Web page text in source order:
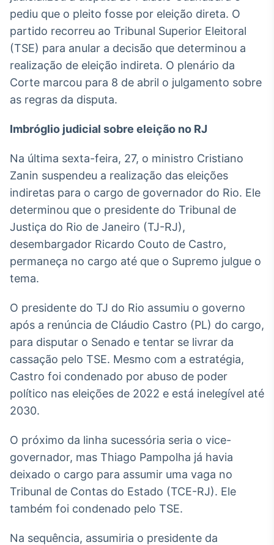
IA
Em breve
Em breve
Gestão de
Investimentos
Em breve
de ativos
Em breve
Crédito
Em breve
pediu que o pleito fosse por eleição direta. O
partido recorreu ao Tribunal Superior Eleitoral
(TSE) para anular a decisão que determinou a
realização de eleição indireta. O plenário da
Corte marcou para 8 de abril o julgamento sobre
as regras da disputa.
Imbróglio judicial sobre eleição no RJ
Na última sexta-feira, 27, o ministro Cristiano
Zanin suspendeu a realização das eleições
indiretas para o cargo de governador do Rio. Ele
determinou que o presidente do Tribunal de
Justiça do Rio de Janeiro (TJ-RJ),
desembargador Ricardo Couto de Castro,
permaneça no cargo até que o Supremo julgue o
tema.
O presidente do TJ do Rio assumiu o governo
após a renúncia de Cláudio Castro (PL) do cargo,
para disputar o Senado e tentar se livrar da
cassação pelo TSE. Mesmo com a estratégia,
Castro foi condenado por abuso de poder
político nas eleições de 2022 e está inelegível até
2030.
O próximo da linha sucessória seria o vice-
governador, mas Thiago Pampolha já havia
deixado o cargo para assumir uma vaga no
Tribunal de Contas do Estado (TCE-RJ). Ele
também foi condenado pelo TSE.
Na sequência, assumiria o presidente da